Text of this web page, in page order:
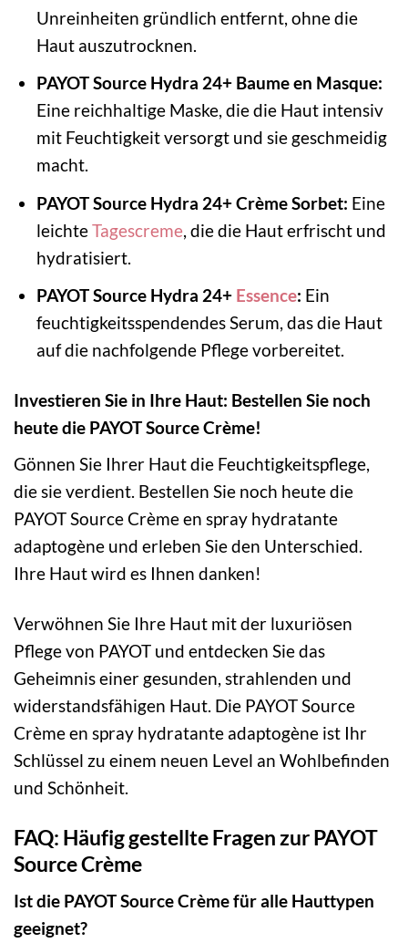
Unreinheiten gründlich entfernt, ohne die
Haut auszutrocknen.
PAYOT Source Hydra 24+ Baume en Masque:
Eine reichhaltige Maske, die die Haut intensiv
mit Feuchtigkeit versorgt und sie geschmeidig
macht.
PAYOT Source Hydra 24+ Crème Sorbet: Eine
leichteTagescreme, die die Haut erfrischt und
hydratisiert.
PAYOT Source Hydra 24+ Essence: Ein
feuchtigkeitsspendendes Serum, das die Haut
auf die nachfolgende Pflege vorbereitet.
Investieren Sie in Ihre Haut: Bestellen Sie noch
heute die PAYOT Source Crème!
Gönnen Sie Ihrer Haut die Feuchtigkeitspflege,
die sie verdient. Bestellen Sie noch heute die
PAYOT Source Crème en spray hydratante
adaptogène und erleben Sie den Unterschied.
Ihre Haut wird es Ihnen danken!
Verwöhnen Sie Ihre Haut mit der luxuriösen
Pflege von PAYOT und entdecken Sie das
Geheimnis einer gesunden, strahlenden und
widerstandsfähigen Haut. Die PAYOT Source
Crème en spray hydratante adaptogène ist Ihr
Schlüssel zu einem neuen Level an Wohlbefinden
und Schönheit.
FAQ: Häufig gestellte Fragen zur PAYOT
Source Crème
Ist die PAYOT Source Crème für alle Hauttypen
geeignet?